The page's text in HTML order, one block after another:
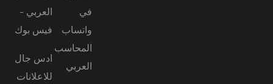
في
واتساب
المحاسب
العربي
العربي -
فيس بوك
ادس جال
للاعلانات